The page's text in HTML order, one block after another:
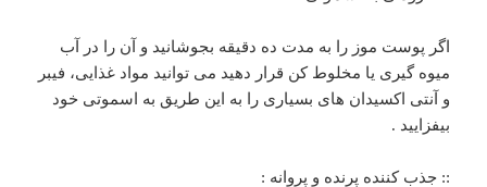
اگر پوست موز را به مدت ده دقیقه بجوشانید و آن را در آب
میوه گیری یا مخلوط کن قرار دهید می توانید مواد غذایی، فیبر
و آنتی اکسیدان های بسیاری را به این طریق به اسموتی خود
بیفزایید .
:: جذب کننده پرنده و پروانه :